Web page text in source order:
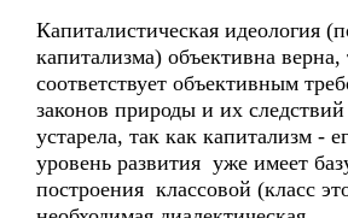
Капиталистическая идеология
капитализма) объективна верна,
соответствует объективным
законов природы и их
устарела, так как капитализм -
уровень развития уже имеет
построения классовой (класс